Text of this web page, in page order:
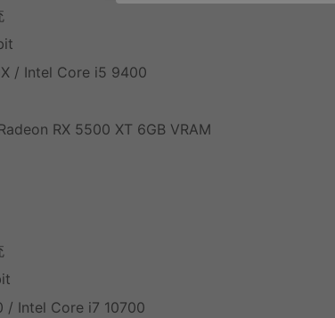
/ Intel Core i5 9400
RX 5500 XT 6GB VRAM
/ Intel Core i7 10700